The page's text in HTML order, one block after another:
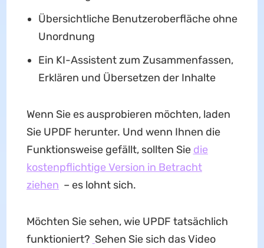
Übersichtliche Benutzeroberfläche ohne
Unordnung
Ein KI-Assistent zum Zusammenfassen,
Erklären und Übersetzen der Inhalte
Wenn Sie es ausprobieren möchten, laden
Sie UPDF herunter. Und wenn Ihnen die
Funktionsweise gefällt, sollten Sie die
kostenpflichtige Version in Betracht
ziehen – es lohnt sich.
Möchten Sie sehen, wie UPDF tatsächlich
funktioniert? Sehen Sie sich das Video